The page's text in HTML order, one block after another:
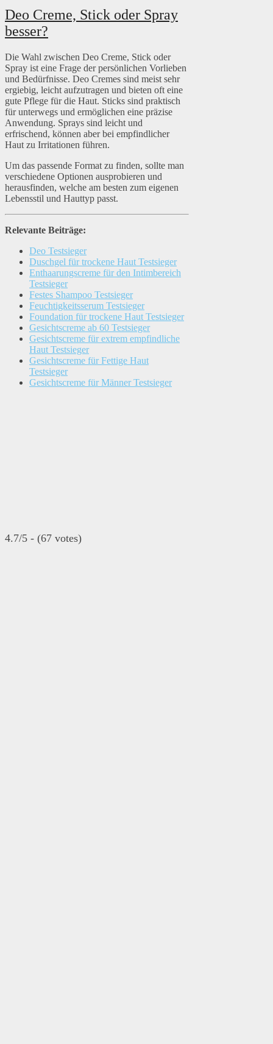
Deo Creme, Stick oder Spray
besser?
Die Wahl zwischen Deo Creme, Stick oder
Spray ist eine Frage der persönlichen Vorlieben
und Bedürfnisse. Deo Cremes sind meist sehr
ergiebig, leicht aufzutragen und bieten oft eine
gute Pflege für die Haut. Sticks sind praktisch
für unterwegs und ermöglichen eine präzise
Anwendung. Sprays sind leicht und
erfrischend, können aber bei empfindlicher
Haut zu Irritationen führen.
Um das passende Format zu finden, sollte man
verschiedene Optionen ausprobieren und
herausfinden, welche am besten zum eigenen
Lebensstil und Hauttyp passt.
Relevante Beiträge:
Deo Testsieger
Duschgel für trockene Haut Testsieger
Enthaarungscreme für den Intimbereich
Testsieger
Festes Shampoo Testsieger
Feuchtigkeitsserum Testsieger
Foundation für trockene Haut Testsieger
Gesichtscreme ab 60 Testsieger
Gesichtscreme für extrem empfindliche
Haut Testsieger
Gesichtscreme für Fettige Haut
Testsieger
Gesichtscreme für Männer Testsieger
4.7/5 - (67 votes)